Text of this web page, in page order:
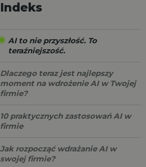
Indeks
AI to nie przyszłość. To
teraźniejszość.
Dlaczego teraz jest najlepszy
moment na wdrożenie AI w Twojej
firmie?
10 praktycznych zastosowań AI w
firmie
Jak rozpocząć wdrażanie AI w
swojej firmie?